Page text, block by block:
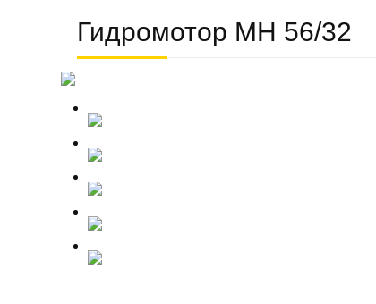
Гидромотор МН 56/32